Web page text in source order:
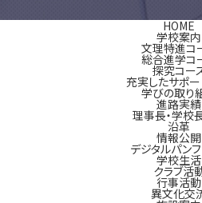
HOME
学校案内
文理特進コ
総合進学コ
探究コー
充実したサポ
学びの取り
進路実績
理事長・学校
沿革
情報公開
デジタルパンフ
学校生活
クラブ活
行事活動
異文化交